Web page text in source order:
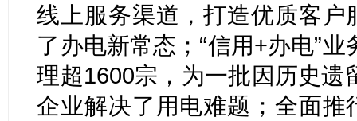
线上服务渠道，打造优质客户
了办电新常态；“信用+办电”
理超1600宗，为一批因历史遗
企业解决了用电难题；全面推